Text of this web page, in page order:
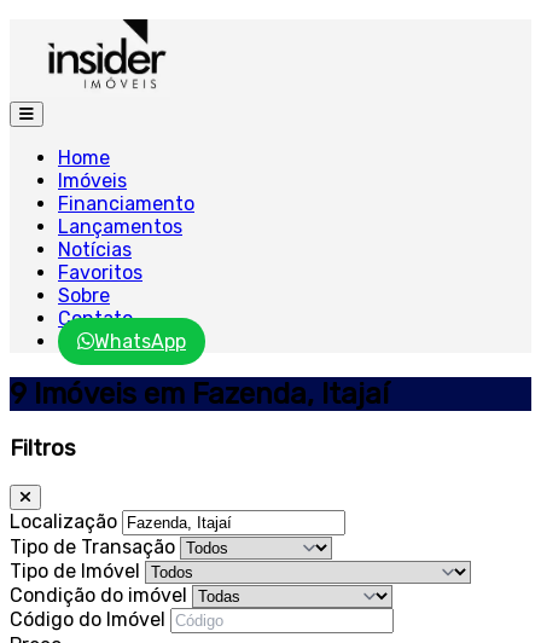
Home
Imóveis
Financiamento
Lançamentos
Notícias
Favoritos
Sobre
Contato
WhatsApp
9 Imóveis em Fazenda, Itajaí
Filtros
Localização
Tipo de Transação
Tipo de Imóvel
Condição do imóvel
Código do Imóvel